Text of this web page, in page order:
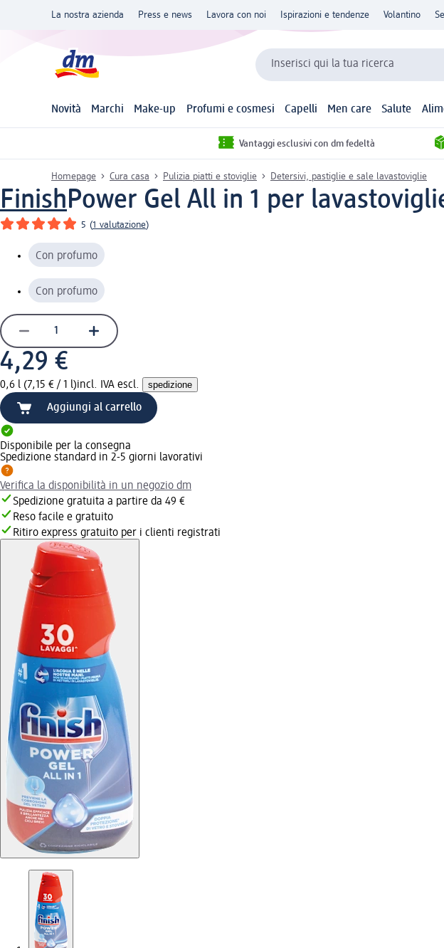
La nostra azienda Press e news Lavora con noi Ispirazioni e tendenze Volantino
Inserisci qui la tua ricerca
Novità Marchi Make-up Profumi e cosmesi Capelli Men care Salute
Vantaggi esclusivi con dm fedeltà
Homepage Cura casa Pulizia piatti e stoviglie Detersivi, pastiglie e sale lavastoviglie
FinishPower Gel All in 1 per
5 (1 valutazione)
Con profumo
Con profumo
4,29 €
0,6 l (7,15 € / 1 l)incl. IVA escl. spedizione
Aggiungi al carrello
Disponibile per la consegna
Spedizione standard in 2-5 giorni lavorativi
Verifica la disponibilità in un negozio dm
Spedizione gratuita a partire da 49 €
Reso facile e gratuito
Ritiro express gratuito per i clienti registrati